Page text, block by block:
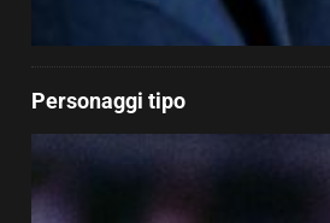
Personaggi tipo